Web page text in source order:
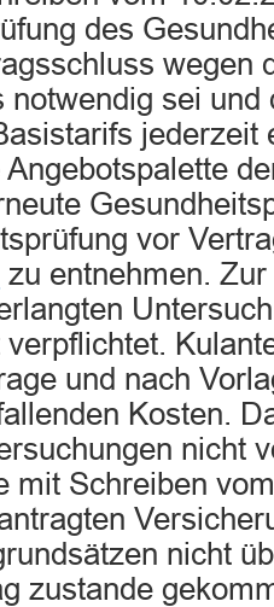
des
wegen
notwendig sei und
jederzeit
vor
zu entnehmen.
verpflichtet.
und nach
Kosten.
nicht
mit Schreiben
nicht
zustande